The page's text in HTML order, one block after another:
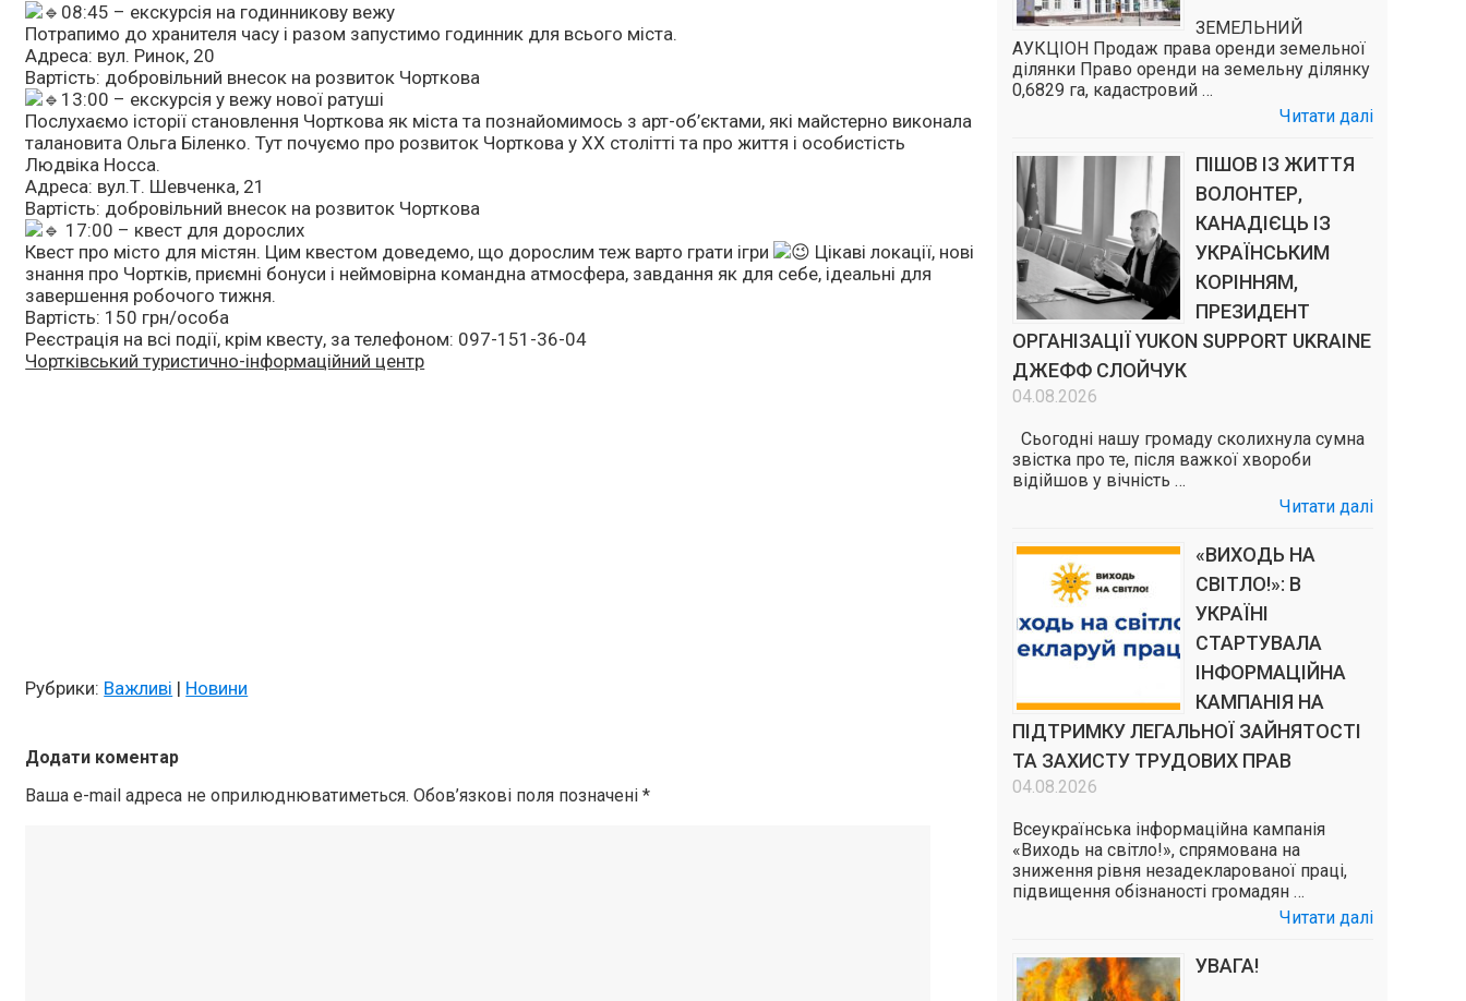
08:45 – екскурсія на годинникову вежу
Потрапимо до хранителя часу і разом запустимо годинник для всього міста.
Адреса: вул. Ринок, 20
Вартість: добровільний внесок на розвиток Чорткова
13:00 – екскурсія у вежу нової ратуші
Послухаємо історії становлення Чорткова як міста та познайомимось з арт-об’єктами, які майстерно виконала
талановита Ольга Біленко. Тут почуємо про розвиток Чорткова у ХХ столітті та про життя і особистість
Людвіка Носса.
Адреса: вул.Т. Шевченка, 21
Вартість: добровільний внесок на розвиток Чорткова
17:00 – квест для дорослих
Квест про місто для містян. Цим квестом доведемо, що дорослим теж варто грати ігри
Цікаві локації, нові
знання про Чортків, приємні бонуси і неймовірна командна атмосфера, завдання як для себе, ідеальні для
завершення робочого тижня.
Вартість: 150 грн/особа
Реєстрація на всі події, крім квесту, за телефоном: 097-151-36-04
Чортківський туристично-інформаційний центр
Рубрики: Важливі | Новини
Додати коментар
Ваша e-mail адреса не оприлюднюватиметься. Обов’язкові поля позначені*
ЗЕМЕЛЬНИЙ
АУКЦІОН Продаж права оренди земельної
ділянки Право оренди на земельну ділянку
0,6829 га, кадастровий …
Читати далі
ПІШОВ ІЗ ЖИТТЯ
ВОЛОНТЕР,
КАНАДІЄЦЬ ІЗ
УКРАЇНСЬКИМ
КОРІННЯМ,
ПРЕЗИДЕНТ
ОРГАНІЗАЦІЇ YUKON SUPPORT UKRAINE
ДЖЕФФ СЛОЙЧУК
04.08.2026
Сьогодні нашу громаду сколихнула сумна
звістка про те, після важкої хвороби
відійшов у вічність …
Читати далі
«ВИХОДЬ НА
СВІТЛО!»: В
УКРАЇНІ
СТАРТУВАЛА
ІНФОРМАЦІЙНА
КАМПАНІЯ НА
ПІДТРИМКУ ЛЕГАЛЬНОЇ ЗАЙНЯТОСТІ
ТА ЗАХИСТУ ТРУДОВИХ ПРАВ
04.08.2026
Всеукраїнська інформаційна кампанія
«Виходь на світло!», спрямована на
зниження рівня незадекларованої праці,
підвищення обізнаності громадян …
Читати далі
УВАГА!